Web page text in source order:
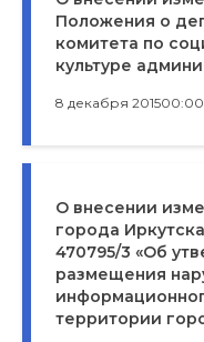
Положения о
комитета по
культуре
8 декабря 201500:00
О внесении
города
470795/3 «Об
размещения
территории